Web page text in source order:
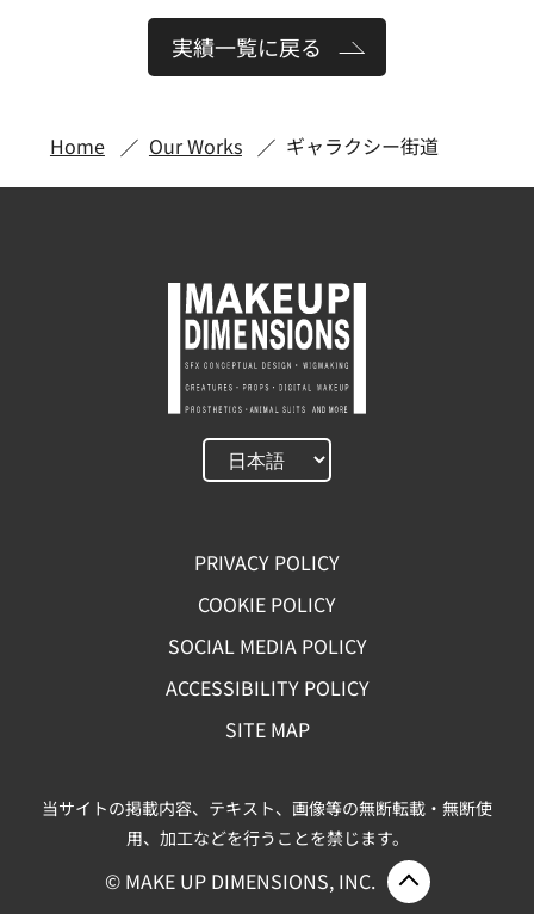
実績一覧に戻る
Home Our Works ギャラクシー街道
PRIVACY POLICY
COOKIE POLICY
SOCIAL MEDIA POLICY
ACCESSIBILITY POLICY
SITE MAP
当サイトの掲載内容、テキスト、画像等の無断転載・無断使
用、加工などを行うことを禁じます。
© MAKE UP DIMENSIONS, INC. ページ上部